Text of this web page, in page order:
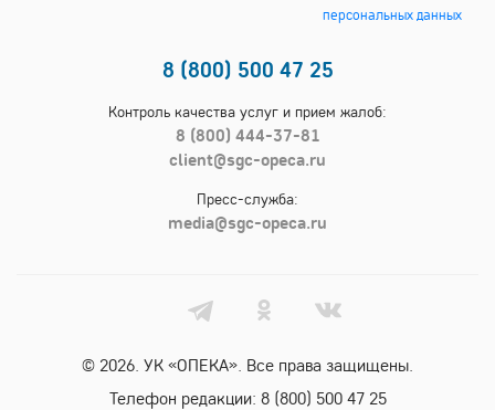
персональных данных
8 (800) 500 47 25
Контроль качества услуг и прием жалоб:
8 (800) 444-37-81
client@sgc-opeca.ru
Пресс-служба:
media@sgc-opeca.ru
© 2026. УК «ОПЕКА». Все права защищены.
Телефон редакции: 8 (800) 500 47 25